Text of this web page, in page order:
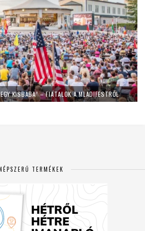
KISBABA” – FIATALOK A MLADIFESTRŐL
TERMÉKEK